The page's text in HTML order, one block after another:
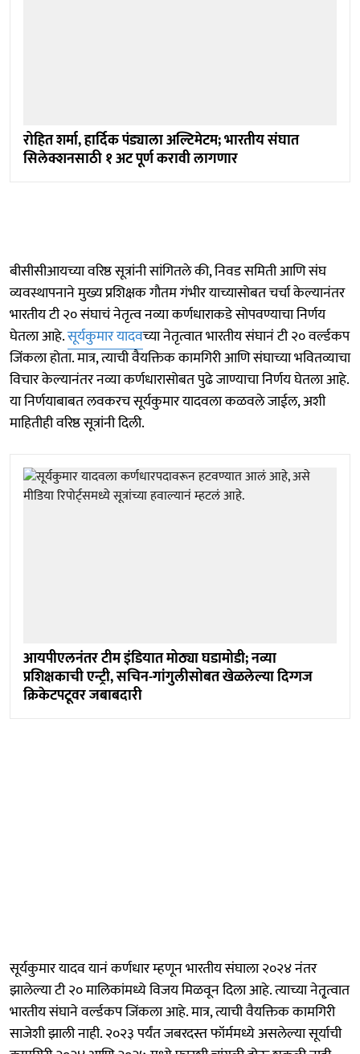
रोहित शर्मा, हार्दिक पंड्याला अल्टिमेटम; भारतीय संघात
सिलेक्शनसाठी १ अट पूर्ण करावी लागणार
बीसीसीआयच्या वरिष्ठ सूत्रांनी सांगितले की, निवड समिती आणि संघ
व्यवस्थापनाने मुख्य प्रशिक्षक गौतम गंभीर याच्यासोबत चर्चा केल्यानंतर
भारतीय टी २० संघाचं नेतृत्व नव्या कर्णधाराकडे सोपवण्याचा निर्णय
घेतला आहे.सूर्यकुमार यादवच्या नेतृत्वात भारतीय संघानं टी २० वर्ल्डकप
जिंकला होता. मात्र, त्याची वैयक्तिक कामगिरी आणि संघाच्या भवितव्याचा
विचार केल्यानंतर नव्या कर्णधारासोबत पुढे जाण्याचा निर्णय घेतला आहे.
या निर्णयाबाबत लवकरच सूर्यकुमार यादवला कळवले जाईल, अशी
माहितीही वरिष्ठ सूत्रांनी दिली.
आयपीएलनंतर टीम इंडियात मोठ्या घडामोडी; नव्या
प्रशिक्षकाची एन्ट्री, सचिन-गांगुलीसोबत खेळलेल्या दिग्गज
क्रिकेटपटूवर जबाबदारी
सूर्यकुमार यादव यानं कर्णधार म्हणून भारतीय संघाला २०२४ नंतर
झालेल्या टी २० मालिकांमध्ये विजय मिळवून दिला आहे. त्याच्या नेतृ्त्वात
भारतीय संघाने वर्ल्डकप जिंकला आहे. मात्र, त्याची वैयक्तिक कामगिरी
साजेशी झाली नाही. २०२३ पर्यंत जबरदस्त फॉर्ममध्ये असलेल्या सूर्याची